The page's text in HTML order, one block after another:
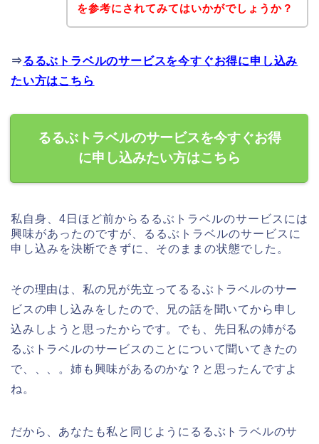
を参考にされてみてはいかがでしょうか？
⇒るるぶトラベルのサービスを今すぐお得に申し込み
たい方はこちら
るるぶトラベルのサービスを今すぐお得
に申し込みたい方はこちら
私自身、4日ほど前からるるぶトラベルのサービスには
興味があったのですが、るるぶトラベルのサービスに
申し込みを決断できずに、そのままの状態でした。
その理由は、私の兄が先立ってるるぶトラベルのサー
ビスの申し込みをしたので、兄の話を聞いてから申し
込みしようと思ったからです。でも、先日私の姉がる
るぶトラベルのサービスのことについて聞いてきたの
で、、、。姉も興味があるのかな？と思ったんですよ
ね。
だから、あなたも私と同じようにるるぶトラベルのサ